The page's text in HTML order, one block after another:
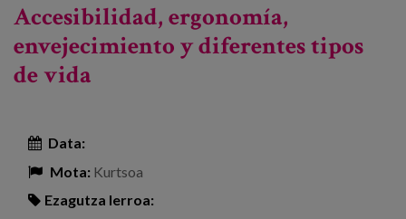
buruz
Accesibilidad, ergonomía,
envejecimiento y diferentes tipos
de vida
Data:
Mota: Kurtsoa
Ezagutza lerroa: